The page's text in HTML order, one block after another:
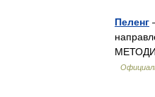
Пеленг